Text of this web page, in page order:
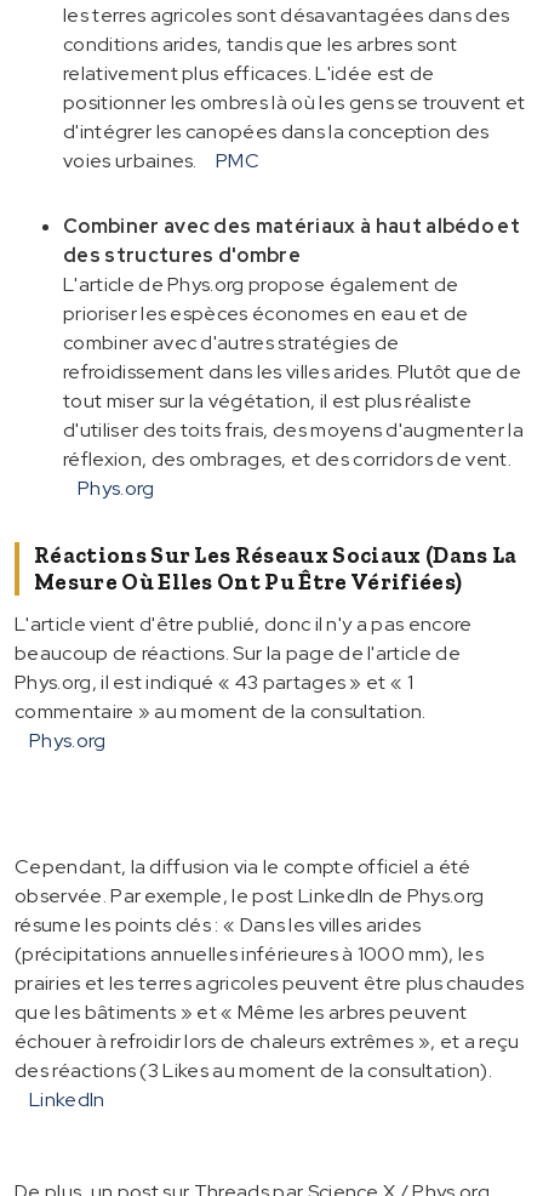
les terres agricoles sont désavantagées dans des
conditions arides, tandis que les arbres sont
relativement plus efficaces. L'idée est de
positionner les ombres là où les gens se trouvent et
d'intégrer les canopées dans la conception des
voies urbaines.
PMC
Combiner avec des matériaux à haut albédo et
des structures d'ombre
L'article de Phys.org propose également de
prioriser les espèces économes en eau et de
combiner avec d'autres stratégies de
refroidissement dans les villes arides. Plutôt que de
tout miser sur la végétation, il est plus réaliste
d'utiliser des toits frais, des moyens d'augmenter la
réflexion, des ombrages, et des corridors de vent.
Phys.org
Réactions Sur Les Réseaux Sociaux (dans La
Mesure Où Elles Ont Pu Être Vérifiées)
L'article vient d'être publié, donc il n'y a pas encore
beaucoup de réactions. Sur la page de l'article de
Phys.org, il est indiqué « 43 partages » et « 1
commentaire » au moment de la consultation.
Phys.org
Cependant, la diffusion via le compte officiel a été
observée. Par exemple, le post LinkedIn de Phys.org
résume les points clés : « Dans les villes arides
(précipitations annuelles inférieures à 1000 mm), les
prairies et les terres agricoles peuvent être plus chaudes
que les bâtiments » et « Même les arbres peuvent
échouer à refroidir lors de chaleurs extrêmes », et a reçu
des réactions (3 Likes au moment de la consultation).
LinkedIn